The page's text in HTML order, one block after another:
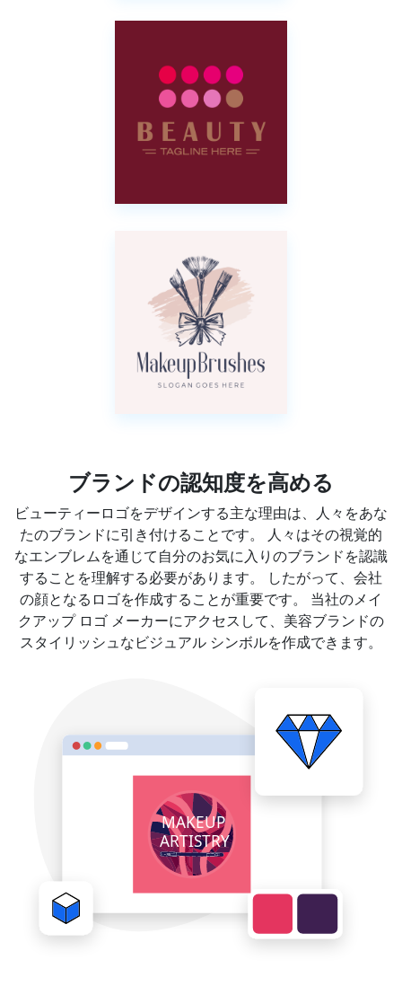
ブランドの認知度を高める
ビューティーロゴをデザインする主な理由は、人々をあな
たのブランドに引き付けることです。 人々はその視覚的
なエンブレムを通じて自分のお気に入りのブランドを認識
することを理解する必要があります。 したがって、会社
の顔となるロゴを作成することが重要です。 当社のメイ
クアップ ロゴ メーカーにアクセスして、美容ブランドの
スタイリッシュなビジュアル シンボルを作成できます。